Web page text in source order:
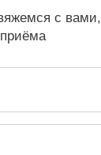
с вами,